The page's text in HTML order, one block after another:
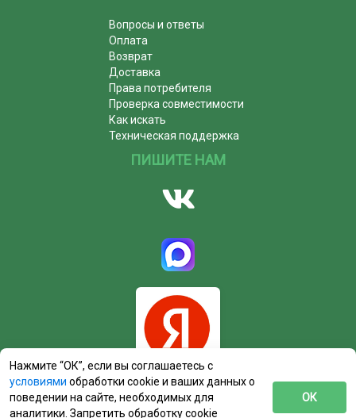
Вопросы и ответы
Оплата
Возврат
Доставка
Права потребителя
Проверка совместимости
Как искать
Техническая поддержка
ПИШИТЕ НАМ
Нажмите “ОК”, если вы соглашаетесь с
условиями обработки cookie и ваших данных о
поведении на сайте, необходимых для
аналитики. Запретить обработку cookie
ОК